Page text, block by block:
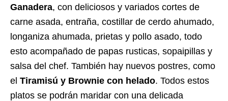
Ganadera, con deliciosos y variados cortes de
carne asada, entraña, costillar de cerdo ahumado,
longaniza ahumada, prietas y pollo asado, todo
esto acompañado de papas rusticas, sopaipillas y
salsa del chef. También hay nuevos postres, como
el Tiramisú y Brownie con helado. Todos estos
platos se podrán maridar con una delicada